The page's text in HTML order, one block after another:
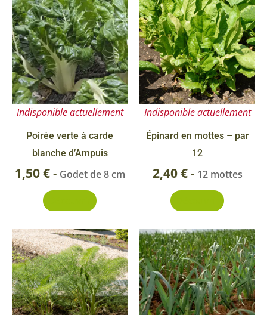
Indisponible actuellement
Poirée verte à carde
blanche d’Ampuis
1,50€- Godet de 8 cm
Indisponible actuellement
Épinard en mottes – par
12
2,40€- 12 mottes